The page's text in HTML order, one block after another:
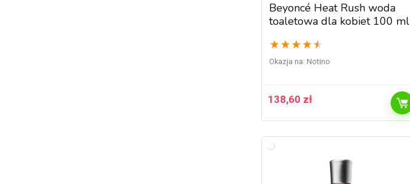
Beyoncé Heat Rush woda
toaletowa dla kobiet 100 ml
★ ★ ★ ★ ★
Okazja na: Notino
138,60 zł